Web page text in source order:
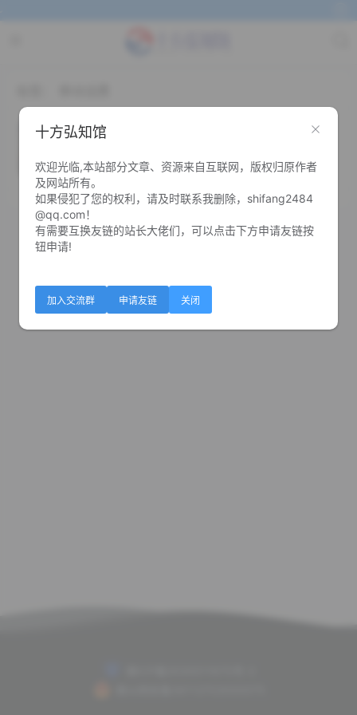
0 0
十方弘知馆
欢迎光临,本站部分文章、资源来自互联网，版权归原作者
及网站所有。
如果侵犯了您的权利，请及时联系我删除，shifang2484
@qq.com！
有需要互换友链的站长大佬们，可以点击下方申请友链按
钮申请!
加入交流群 申请友链 关闭